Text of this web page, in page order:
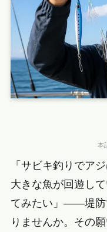
本
「サビキ釣りでア
大きな魚が回遊し
てみたい」——堤防
りませんか。その